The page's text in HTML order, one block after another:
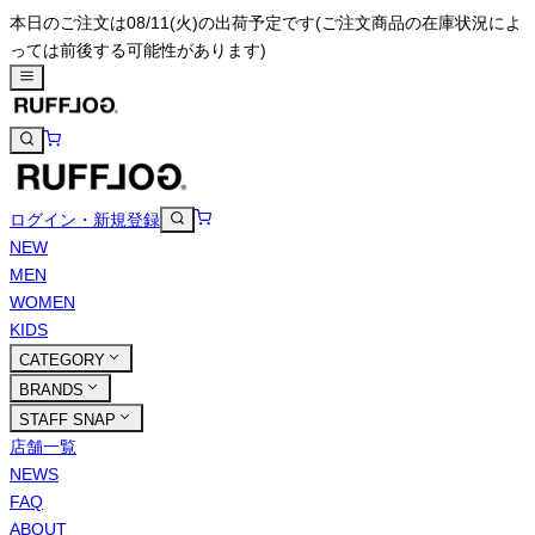
本日のご注文は08/11(火)の出荷予定です(ご注文商品の在庫状況によ
っては前後する可能性があります)
ログイン・新規登録
NEW
MEN
WOMEN
KIDS
CATEGORY
BRANDS
STAFF SNAP
店舗一覧
NEWS
FAQ
ABOUT